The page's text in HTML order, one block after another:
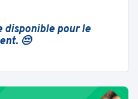
disponible pour le
😔